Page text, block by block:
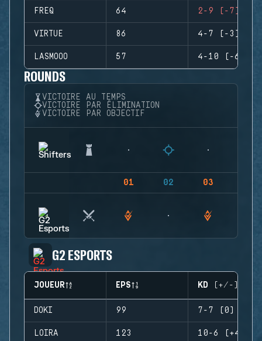
FREQ 64 2-9 (-7)
VIRTUE 86 4-7 (-3)
LASMOOO 57 4-10 (-6)
ROUNDS
VICTOIRE AU TEMPS
VICTOIRE PAR ÉLIMINATION
VICTOIRE PAR OBJECTIF
01 02 03
G2 ESPORTS
JOUEUR EPS KD (+/-)
DOKI 99 7-7 (0)
LOIRA 123 10-6 (+4)